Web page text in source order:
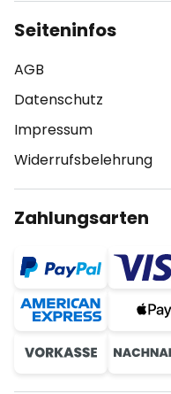
Seiteninfos
AGB
Datenschutz
Impressum
Widerrufsbelehrung
Zahlungsarten